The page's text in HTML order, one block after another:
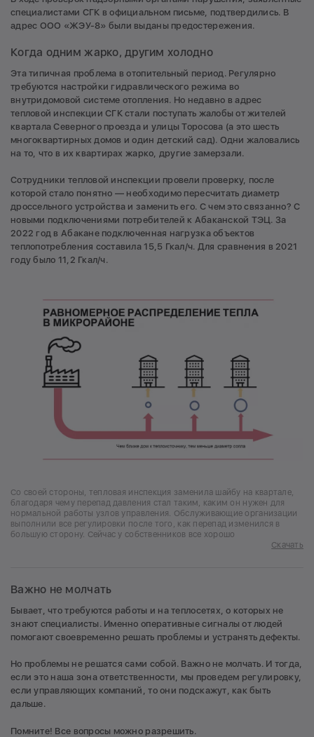
специалистами СГК в официальном письме, подтвердились. В
адрес ООО «ЖЭУ-8» были выданы предостережения.
Когда одним жарко, другим холодно
Эта типичная проблема в отопительный период. Регулярно
требуются настройки гидравлического режима во
внутридомовой системе отопления. Но недавно в адрес
тепловой инспекции СГК стали поступать жалобы от жителей
квартала Северного проезда и улицы Торосова (а это шесть
многоквартирных домов и один детский сад). Одни жаловались
на то, что в их квартирах жарко, другие замерзали.
Сотрудники тепловой инспекции провели проверку, после
которой стало понятно — необходимо пересчитать диаметр
дроссельного устройства и заменить его. С чем это связанно? С
новыми подключениями потребителей к Абаканской ТЭЦ. За
2022 год в Абакане подключенная нагрузка объектов
теплопотребления составила 15,5 Гкал/ч. Для сравнения в 2021
году было 11,2 Гкал/ч.
Со своей стороны, тепловая инспекция заменила шайбу на квартале,
благодаря чему перепад давления стал таким, каким он нужен для
нормальной работы узлов управления. Обслуживающие организации
выполнили все регулировки после того, как перепад изменился в
большую сторону. Сейчас у собственников все хорошо
Скачать
Важно не молчать
Бывает, что требуются работы и на теплосетях, о которых не
знают специалисты. Именно оперативные сигналы от людей
помогают своевременно решать проблемы и устранять дефекты.
Но проблемы не решатся сами собой. Важно не молчать. И тогда,
если это наша зона ответственности, мы проведем регулировку,
если управляющих компаний, то они подскажут, как быть
дальше.
Помните! Все вопросы можно разрешить.